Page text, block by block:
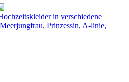
in verschiedene
Prinzessin, A-linie,